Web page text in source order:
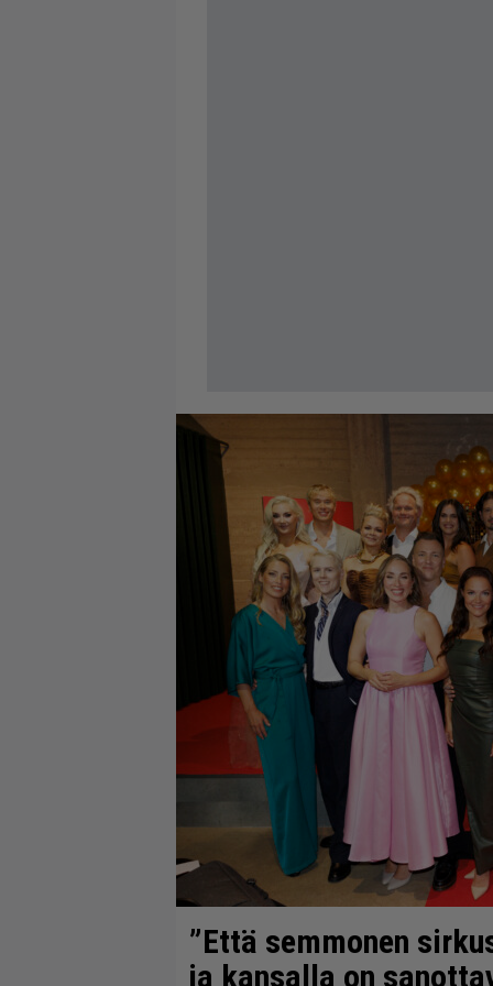
”Että semmonen
ja kansalla on